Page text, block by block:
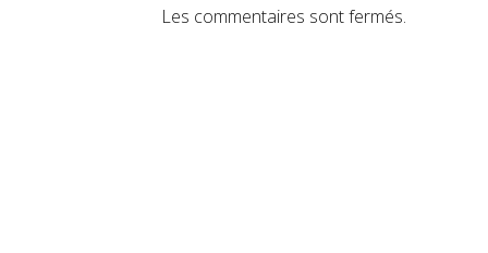
Les commentaires sont fermés.